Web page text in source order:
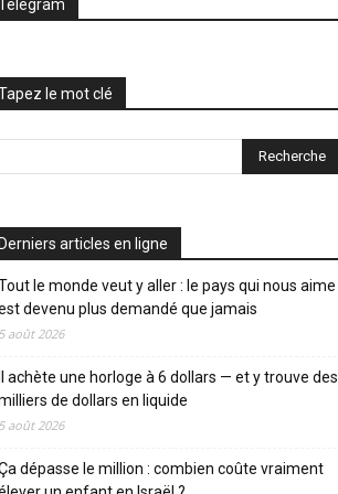
le mot clé
articles en ligne
le monde veut y aller : le pays qui nous aime
devenu plus demandé que jamais
août 2026
achète une horloge à 6 dollars — et y trouve des
de dollars en liquide
août 2026
dépasse le million : combien coûte vraiment